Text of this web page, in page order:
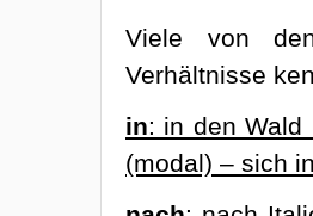
Viele von
Verhältnisse
in: in den Wald
(modal) – sich